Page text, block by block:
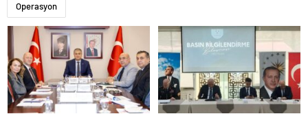
Operasyon